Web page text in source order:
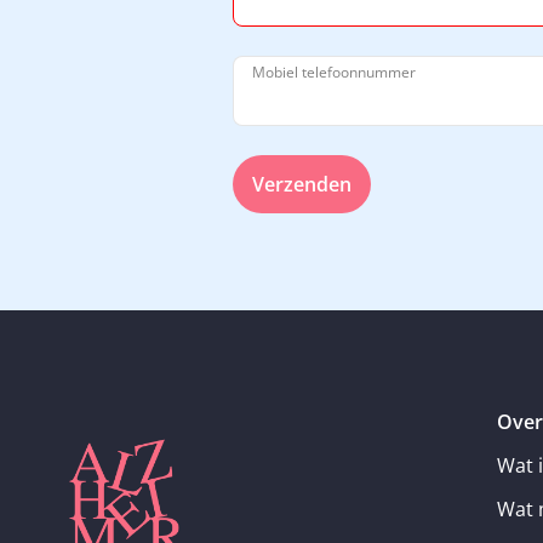
Mobiel telefoonnummer
Verzenden
Wat
Wat